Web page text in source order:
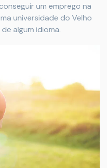
um emprego na
universidade do Velho
algum idioma.